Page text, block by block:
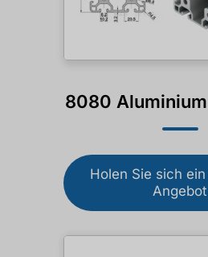
8080
Holen Sie sich
Angebot